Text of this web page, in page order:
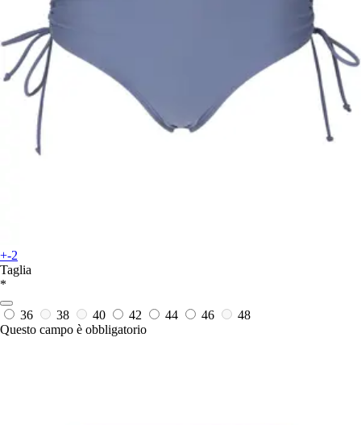
+-2
Taglia
*
36 38 40 42 44 46
48
Questo campo è obbligatorio